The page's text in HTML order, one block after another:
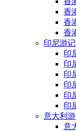
香
香
香
印尼游记
印
印
印
印
印
印
意大利
意